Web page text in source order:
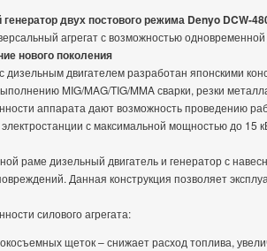
двух постового режима Denyo DCW-
агрегат с возможностью
нового поколения
дизельным двигателем разработан японскими
MIG/MAG/TIG/MMA сварки, резки
аппарата дают возможность проведению
с максимальной мощностью до
раме дизельный двигатель и генератор с
Данная конструкция позволяет
силового агрегата:
щеток – снижает расход топлива,